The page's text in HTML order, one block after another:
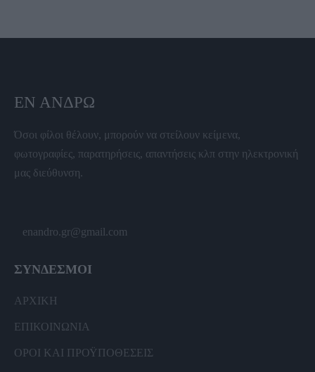
ΕΝ ΆΝΔΡΩ
Όσοι φίλοι θέλουν, μπορούν να στείλουν κείμενα,
φωτογραφίες, παρατηρήσεις, απαντήσεις κλπ στην ηλεκτρονική
μας διεύθυνση.
enandro.gr@gmail.com
ΣΥΝΔΕΣΜΟΙ
ΑΡΧΙΚΗ
ΕΠΙΚΟΙΝΩΝΙΑ
ΟΡΟΙ ΚΑΙ ΠΡΟΫΠΟΘΕΣΕΙΣ